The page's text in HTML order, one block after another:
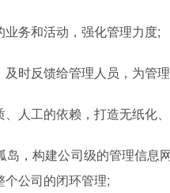
务和活动，强化管理力度;
时反馈给管理人员，为管
人工的依赖，打造无纸化
，构建公司级的管理信息
公司的闭环管理;